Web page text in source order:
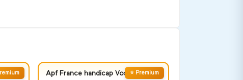
⭐ Premium
Apf France handicap Vosges